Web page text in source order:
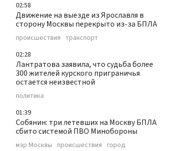
02:58
Движение на выезде из Ярославля в
сторону Москвы перекрыто из-за БПЛА
происшествия транспорт
02:28
Лантратова заявила, что судьба более
300 жителей курского приграничья
остается неизвестной
политика
01:39
Собянин: три летевших на Москву БПЛА
сбито системой ПВО Минобороны
мэр Москвы происшествия город